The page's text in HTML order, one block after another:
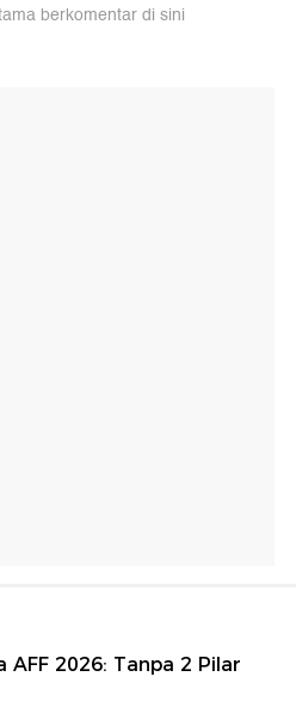
berkomentar di sini
2026: Tanpa 2 Pilar